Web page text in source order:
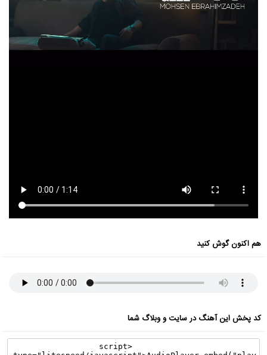
هم اکنون گوش کنید
کد پخش این آهنگ در سایت و وبلاگ شما